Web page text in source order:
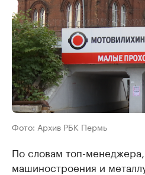
Фото: Архив РБК Пермь
По словам топ-
машиностроения и